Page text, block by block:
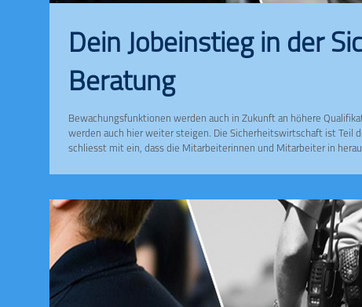
Dein Jobeinstieg in der
Beratung
Bewachungsfunktionen werden auch in Zukunft an höhere
werden auch hier weiter steigen. Die Sicherheitswirtschaft ist Teil
schliesst mit ein, dass die Mitarbeiterinnen und Mitarbeiter in